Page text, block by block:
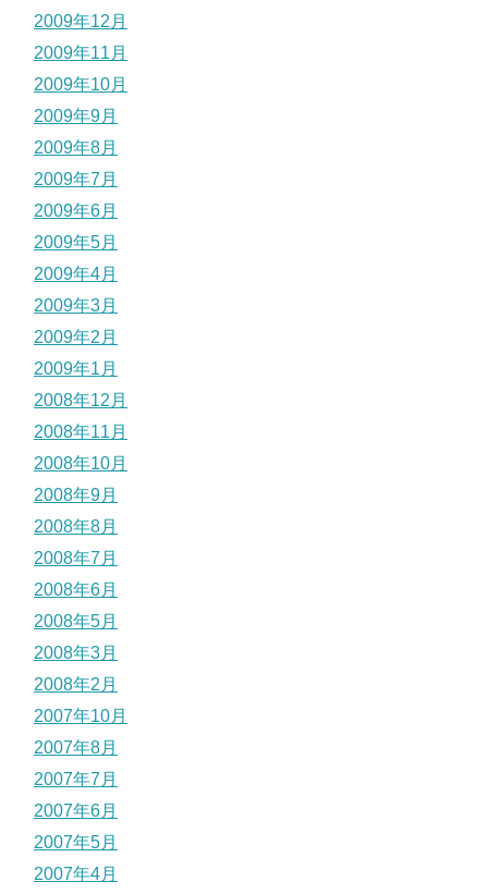
2009年12月
2009年11月
2009年10月
2009年9月
2009年8月
2009年7月
2009年6月
2009年5月
2009年4月
2009年3月
2009年2月
2009年1月
2008年12月
2008年11月
2008年10月
2008年9月
2008年8月
2008年7月
2008年6月
2008年5月
2008年3月
2008年2月
2007年10月
2007年8月
2007年7月
2007年6月
2007年5月
2007年4月